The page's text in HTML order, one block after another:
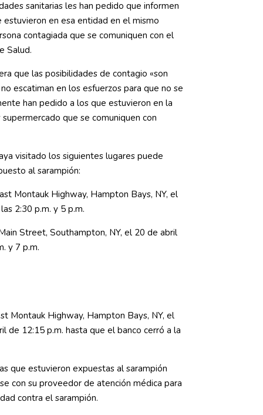
sanitarias les han pedido que informen
estuvieron en esa entidad en el mismo
contagiada que se comuniquen con el
Salud.
que las posibilidades de contagio «son
escatiman en los esfuerzos para que no se
han pedido a los que estuvieron en la
que se comuniquen con
visitado los siguientes lugares puede
al sarampión:
Montauk Highway, Hampton Bays, NY, el
2:30 p.m. y 5 p.m.
Street, Southampton, NY, el 20 de abril
y 7 p.m.
Montauk Highway, Hampton Bays, NY, el
de 12:15 p.m. hasta que el banco cerró a la
que estuvieron expuestas al sarampión
con su proveedor de atención médica para
contra el sarampión.